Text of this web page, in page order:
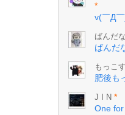
*
v(￣Д￣
ばんだな
ばんだ
もっこ
肥後も
J I N *
One for